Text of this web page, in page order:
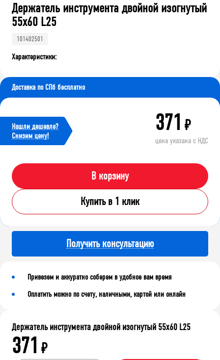
Держатель инструмента двойной изогнутый
55х60 L25
101402501
Характеристики:
Доставка по СПб бесплатно
Нашли дешевле?
Cнизим цену!
371 ₽
цена указана с НДС
В корзину
Купить в 1 клик
Получить консультацию
Привезем и аккуратно соберем в удобное вам время
Оплатить можно по счету, наличными, картой или онлайн
Держатель инструмента двойной изогнутый 55х60 L25
371 ₽